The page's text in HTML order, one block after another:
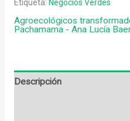
Etiqueta: Negocios Verdes
Agroecológicos
Pachamama - Ana Lucía
Descripción